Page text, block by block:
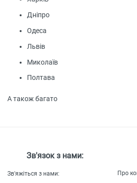
Дніпро
Одеса
Львів
Миколаїв
Полтава
А також багато
Зв'язок з нами:
Зв'яжіться з нами:
Про